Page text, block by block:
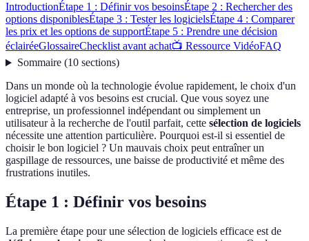
IntroductionÉtape 1 : Définir vos besoinsÉtape 2 : Rechercher des
options disponiblesÉtape 3 : Tester les logicielsÉtape 4 : Comparer
les prix et les options de supportÉtape 5 : Prendre une décision
éclairéeGlossaireChecklist avant achat📺 Ressource VidéoFAQ
Sommaire(10 sections)
Dans un monde où la technologie évolue rapidement, le choix d'un
logiciel adapté à vos besoins est crucial. Que vous soyez une
entreprise, un professionnel indépendant ou simplement un
utilisateur à la recherche de l'outil parfait, cette sélection de logiciels
nécessite une attention particulière. Pourquoi est-il si essentiel de
choisir le bon logiciel ? Un mauvais choix peut entraîner un
gaspillage de ressources, une baisse de productivité et même des
frustrations inutiles.
Étape 1 : Définir vos besoins
La première étape pour une sélection de logiciels efficace est de